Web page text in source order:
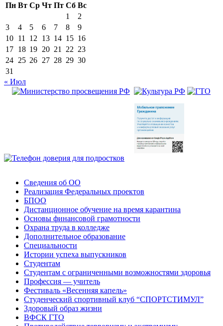
Пн Вт Ср Чт Пт Сб Вс
1
2
3
4 5 6 7 8
9
10 11 12 13 14 15 16
17 18 19 20 21 22 23
24 25 26 27 28 29 30
31
« Июл
Сведения об ОО
Реализация Федеральных проектов
БПОО
Дистанционное обучение на время карантина
Основы финансовой грамотности
Охрана труда в колледже
Дополнительное образование
Специальности
Истории успеха выпускников
Студентам
Студентам с ограниченными возможностями здоровья
Профессия — учитель
Фестиваль «Весенняя капель»
Студенческий спортивный клуб “СПОРТСТИМУЛ”
Здоровый образ жизни
ВФСК ГТО